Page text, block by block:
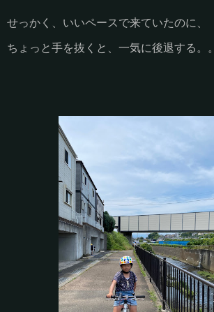
せっかく、いいペースで来ていたのに、
ちょっと手を抜くと、一気に後退する。。